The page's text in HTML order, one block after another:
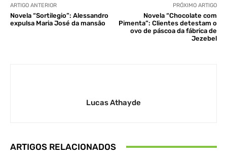
ARTIGO ANTERIOR
Novela “Sortilegio”: Alessandro
expulsa Maria José da mansão
PRÓXIMO ARTIGO
Novela “Chocolate com
Pimenta”: Clientes detestam o
ovo de páscoa da fábrica de
Jezebel
Lucas Athayde
ARTIGOS RELACIONADOS